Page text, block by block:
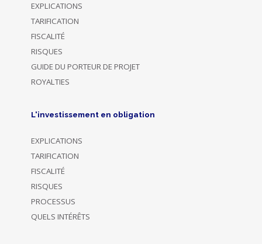
EXPLICATIONS
TARIFICATION
FISCALITÉ
RISQUES
GUIDE DU PORTEUR DE PROJET
ROYALTIES
L'investissement en obligation
EXPLICATIONS
TARIFICATION
FISCALITÉ
RISQUES
PROCESSUS
QUELS INTÉRÊTS